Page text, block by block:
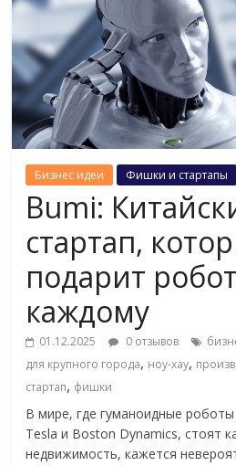
Бизнес идеи Фишки и стартапы
Bumi:
стартап,
подарит
каждому
01.12.2025 0 отзывов
для крупного города, ноу-хау,
стартап, фишки
В мире, где гуманоидные роботы
Tesla и Boston Dynamics, стоят
недвижимость, кажется